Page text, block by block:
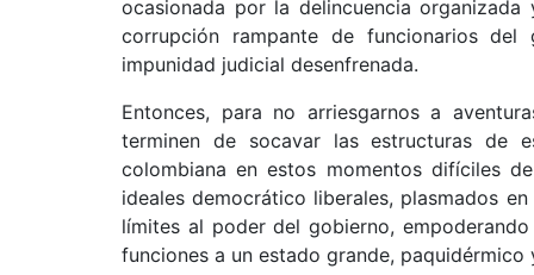
ocasionada por la delincuencia
corrupción rampante de funcionarios
impunidad judicial desenfrenada.
Entonces, para no arriesgarnos a
terminen de socavar las estructuras de
colombiana en estos momentos difíciles
ideales democrático liberales, plasmados
límites al poder del gobierno,
funciones a un estado grande, paquidérmico